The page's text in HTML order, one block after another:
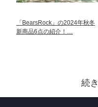
「BearsRock」の2024年秋冬
新商品6点の紹介！…
続